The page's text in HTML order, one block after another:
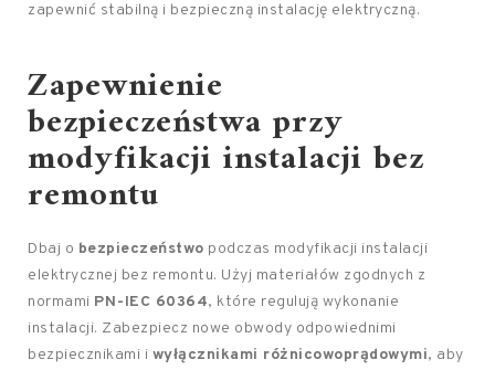
zapewnić stabilną i bezpieczną instalację elektryczną.
Zapewnienie
bezpieczeństwa przy
modyfikacji instalacji bez
remontu
Dbaj o bezpieczeństwo podczas modyfikacji instalacji
elektrycznej bez remontu. Użyj materiałów zgodnych z
normami PN-IEC 60364, które regulują wykonanie
instalacji. Zabezpiecz nowe obwody odpowiednimi
bezpiecznikami i wyłącznikami różnicowoprądowymi, aby